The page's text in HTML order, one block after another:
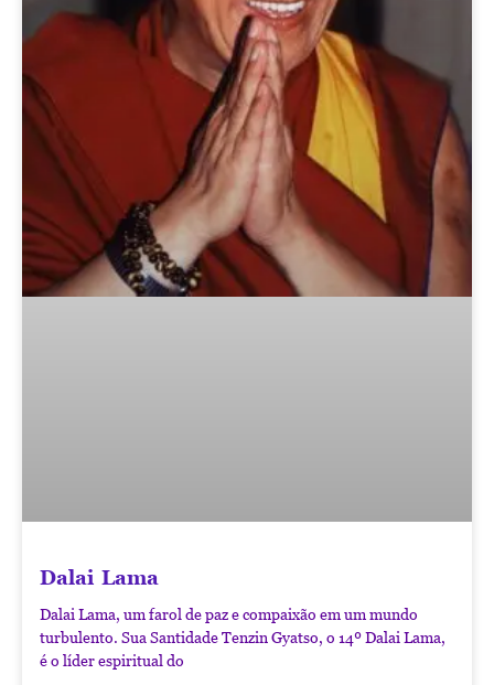
Dalai Lama
Dalai Lama, um farol de paz e compaixão em um mundo
turbulento. Sua Santidade Tenzin Gyatso, o 14º Dalai Lama,
é o líder espiritual do